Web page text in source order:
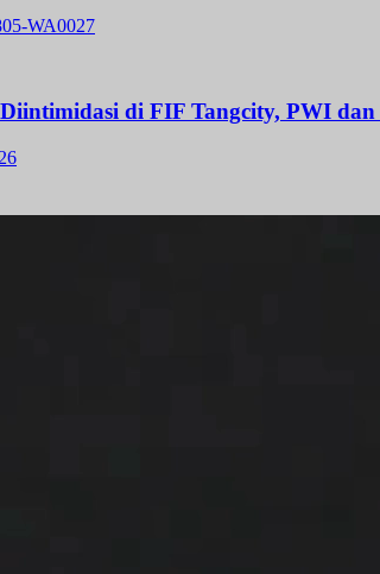
di FIF Tangcity, PWI dan